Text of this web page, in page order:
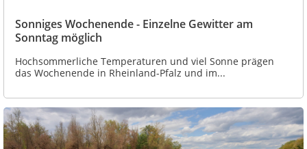
Sonniges Wochenende - Einzelne Gewitter am
Sonntag möglich
Hochsommerliche Temperaturen und viel Sonne prägen
das Wochenende in Rheinland-Pfalz und im...